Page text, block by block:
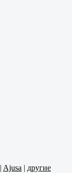
| Ajusa | другие